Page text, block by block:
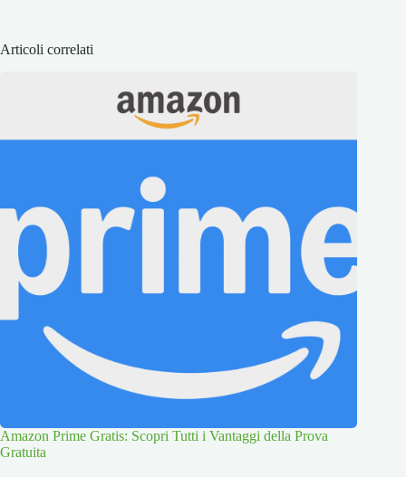
Articoli correlati
Amazon Prime Gratis: Scopri Tutti i Vantaggi della Prova
Gratuita